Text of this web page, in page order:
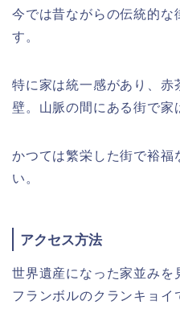
今では昔ながらの伝統的な
す。
特に家は統一感があり、赤
壁。山脈の間にある街で家
かつては繁栄した街で裕福
い。
アクセス方法
世界遺産になった家並みを
フランボルのクランキョイ